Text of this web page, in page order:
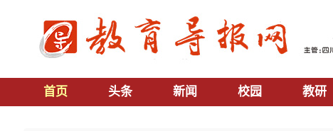
首页 头条 新闻 校园 教研